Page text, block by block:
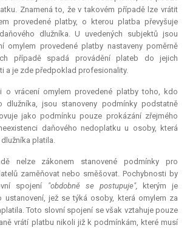
Znamená to, že v takovém případě lze vrátit
provedené platby, o kterou platba převyšuje
dlužníka. U uvedených subjektů jsou
omylem provedené platby nastaveny poměrně
případě spadá provádění plateb do jejich
a je zde předpoklad profesionality.
o vrácení omylem provedené platby toho, kdo
dlužníka, jsou stanoveny podmínky podstatně
jako podmínku pouze prokázání zřejmého
daňového nedoplatku u osoby, která
platila.
nelze zákonem stanovené podmínky pro
zaměňovat nebo směšovat. Pochybnosti by
spojení "obdobně se postupuje",kterým je
ustanovení, jež se týká osoby, která omylem za
Toto slovní spojení se však vztahuje pouze
vrátí platbu nikoli již k podmínkám, které musí